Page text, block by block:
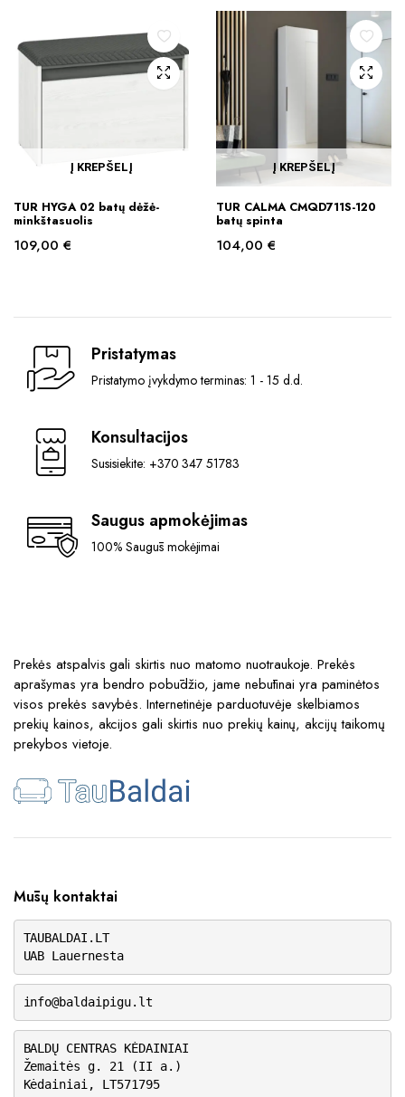
Į KREPŠELĮ
TUR HYGA 02 batų dėžė-
minkštasuolis
109,00 €
Į KREPŠELĮ
TUR CALMA CMQD711S-120
batų spinta
104,00 €
Pristatymas
Pristatymo įvykdymo terminas: 1 - 15 d.d.
Konsultacijos
Susisiekite: +370 347 51783
Saugus apmokėjimas
100% Saugūs mokėjimai
Prekės atspalvis gali skirtis nuo matomo nuotraukoje. Prekės
aprašymas yra bendro pobūdžio, jame nebūtinai yra paminėtos
visos prekės savybės. Internetinėje parduotuvėje skelbiamos
prekių kainos, akcijos gali skirtis nuo prekių kainų, akcijų taikomų
prekybos vietoje.
Mūsų kontaktai
TAUBALDAI.LT
UAB Lauernesta
info@baldaipigu.lt
BALDŲ CENTRAS KĖDAINIAI
Žemaitės g. 21 (II a.)
Kėdainiai, LT571795